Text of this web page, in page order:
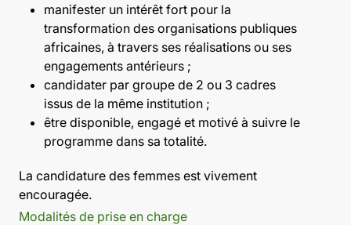
manifester un intérêt fort pour la
transformation des organisations publiques
africaines, à travers ses réalisations ou ses
engagements antérieurs ;
candidater par groupe de 2 ou 3 cadres
issus de la même institution ;
être disponible, engagé et motivé à suivre le
programme dans sa totalité.
La candidature des femmes est vivement
encouragée.
Modalités de prise en charge